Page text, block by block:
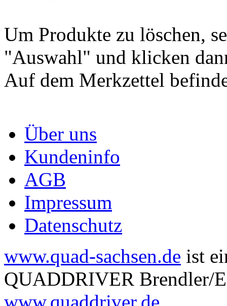
Um Produkte zu löschen,
"Auswahl" und klicken
Auf dem Merkzettel
Über uns
Kundeninfo
AGB
Impressum
Datenschutz
www.quad-sachsen.de ist
QUADDRIVER Brendler/
www.quaddriver.de